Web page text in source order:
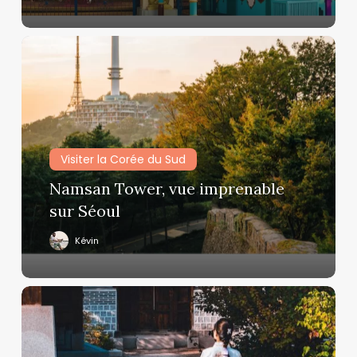
billets
vue
imprenable
sur
Séoul
Visiter la Corée du Sud
Namsan Tower, vue imprenable
sur Séoul
Kévin
Jeonju
Hanok
village,